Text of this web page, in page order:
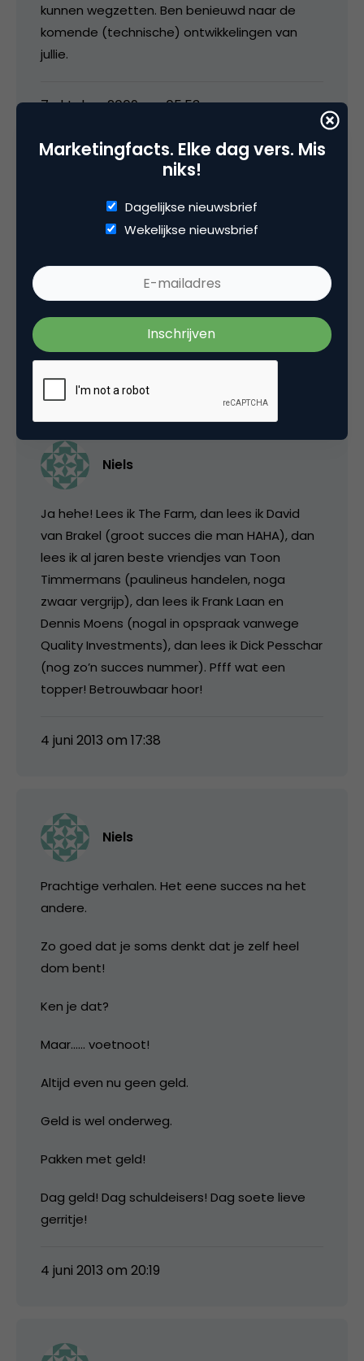
kunnen wegzetten. Ben benieuwd naar de
komende (technische) ontwikkelingen van
jullie.
7 oktober 2009 om 05:53
Johan
up zoiets voor elkaar krijgt. Felicitatie voor
Flogs! Ik ben benieuwd wat ze in de toekomst
gaan brengen. Ik hoop mooie apps 🙂
Niels
Ja hehe! Lees ik The Farm, dan lees ik David
van Brakel (groot succes die man HAHA), dan
lees ik al jaren beste vriendjes van Toon
Timmermans (paulineus handelen, noga
zwaar vergrijp), dan lees ik Frank Laan en
Dennis Moens (nogal in opspraak vanwege
Quality Investments), dan lees ik Dick Pesschar
(nog zo’n succes nummer). Pfff wat een
topper! Betrouwbaar hoor!
4 juni 2013 om 17:38
Niels
Prachtige verhalen. Het eene succes na het
andere.
Zo goed dat je soms denkt dat je zelf heel
dom bent!
Ken je dat?
Maar…… voetnoot!
Altijd even nu geen geld.
Geld is wel onderweg.
Pakken met geld!
Dag geld! Dag schuldeisers! Dag soete lieve
gerritje!
4 juni 2013 om 20:19
Marketingfacts. Elke dag vers. Mis
niks!
Dagelijkse nieuwsbrief
Wekelijkse nieuwsbrief